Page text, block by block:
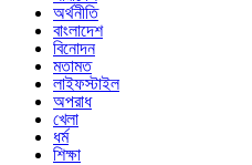
অর্থনীতি
বাংলাদেশ
বিনোদন
মতামত
লাইফস্টাইল
অপরাধ
খেলা
ধর্ম
শিক্ষা